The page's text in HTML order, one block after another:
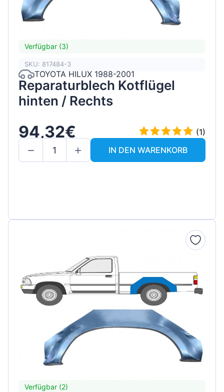
Verfügbar (3)
SKU: 817484-3
TOYOTA HILUX 1988-2001
Reparaturblech Kotflügel
hinten / Rechts
94,32€
(1)
IN DEN WARENKORB
Verfügbar (2)